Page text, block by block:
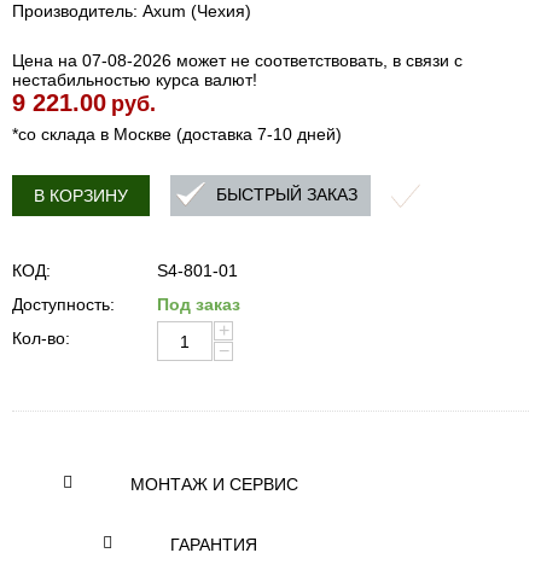
Производитель: Axum (Чехия)
Цена на 07-08-2026 может не соответствовать, в связи с
нестабильностью курса валют!
9 221.00 руб.
*со склада в Москве (доставка 7-10 дней)
В КОРЗИНУ БЫСТРЫЙ ЗАКАЗ
КОД:
S4-801-01
Доступность:
Под заказ
Кол-во:
+
−
МОНТАЖ И СЕРВИС
ГАРАНТИЯ